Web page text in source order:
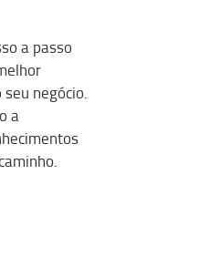
a passo
negócio.
a